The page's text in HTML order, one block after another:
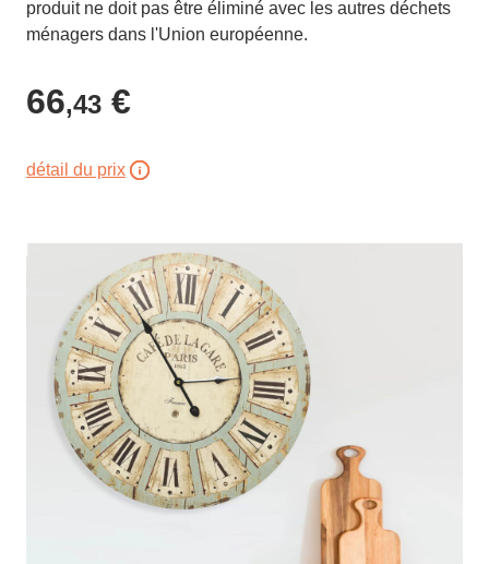
produit ne doit pas être éliminé avec les autres déchets
ménagers dans l'Union européenne.
66,43 €
détail du prix